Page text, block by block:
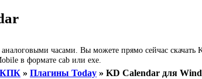
часами. Вы можете прямо сейчас
в формате cab или exe.
КПК » Плагины Today » KD Calendar для